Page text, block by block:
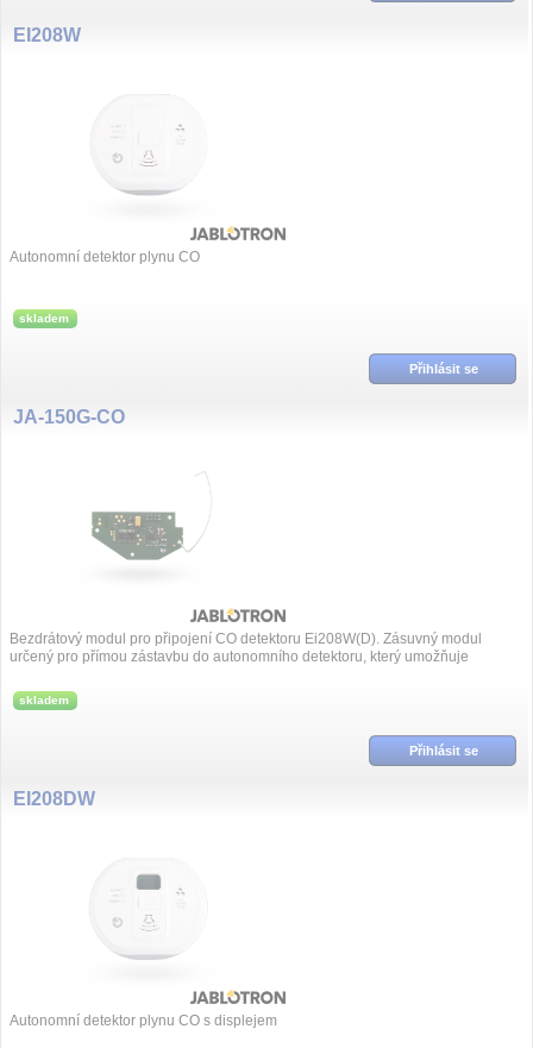
EI208W
Autonomní detektor plynu CO
skladem
Přihlásit se
JA-150G-CO
Bezdrátový modul pro připojení CO detektoru Ei208W(D). Zásuvný modul
určený pro přímou zástavbu do autonomního detektoru, který umožňuje
skladem
Přihlásit se
EI208DW
Autonomní detektor plynu CO s displejem